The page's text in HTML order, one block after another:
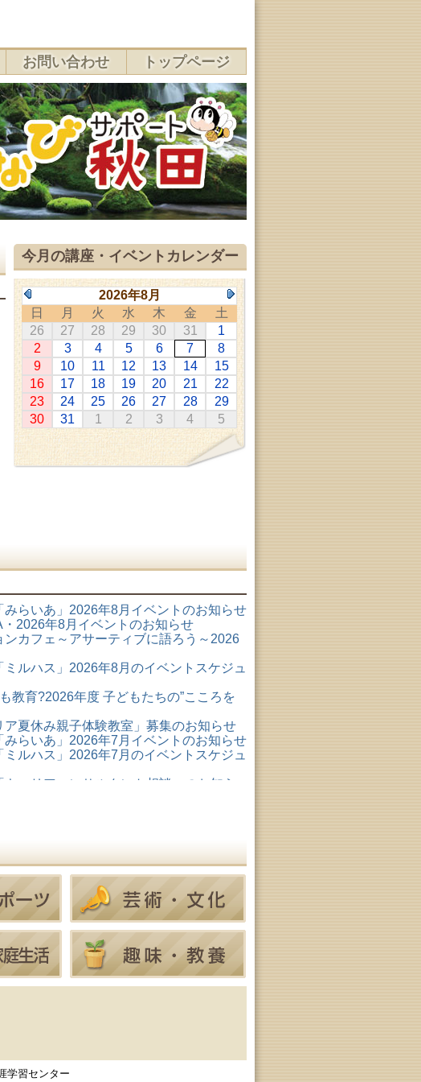
お問い合わせ トップページ
今月の講座・イベントカレンダー
2026年8月
日
月 火 水 木 金
土
26
27 28 29 30 31
1
2
3 4 5 6 7
8
9
10 11 12 13 14
15
16
17 18 19 20 21
22
23
24 25 26 27 28
29
30
31 1 2 3 4 5
らいあ」2026年8月イベントのお知らせ
2026年8月イベントのお知らせ
カフェ～アサーティブに語ろう～2026
ルハス」2026年8月のイベントスケジュ
教育?2026年度 子どもたちの”こころを
夏休み親子体験教室」募集のお知らせ
らいあ」2026年7月イベントのお知らせ
ルハス」2026年7月のイベントスケジュ
ャリアコンサルタント相談」のお知ら
学習センター